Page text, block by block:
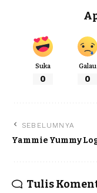
Suka
0
Galau
0
SEBELUMNYA
Yammie Yummy
Tulis